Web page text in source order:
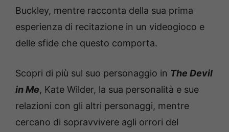
Buckley, mentre racconta della sua prima
esperienza di recitazione in un videogioco e
delle sfide che questo comporta.
Scopri di più sul suo personaggio in The Devil
in Me, Kate Wilder, la sua personalità e sue
relazioni con gli altri personaggi, mentre
cercano di sopravvivere agli orrori del